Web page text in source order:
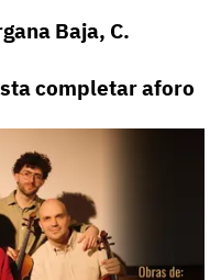
Baja, C.
completar aforo